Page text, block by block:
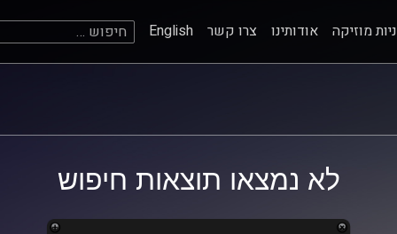
מוזיקה אודותינו צרו קשר English חיפוש:
לא נמצאו תוצאות חיפוש